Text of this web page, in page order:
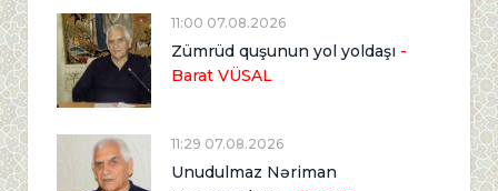
11:00 07.08.2026
Zümrüd quşunun yol yoldaşı -
Barat VÜSAL
11:29 07.08.2026
Unudulmaz Nəriman